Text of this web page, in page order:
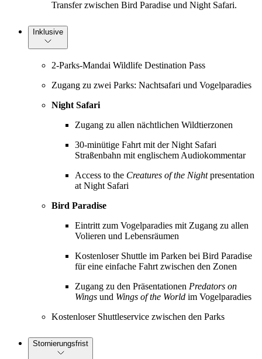
Transfer zwischen Bird Paradise und Night Safari.
Inklusive
2-Parks-Mandai Wildlife Destination Pass
Zugang zu zwei Parks: Nachtsafari und Vogelparadies
Night Safari
Zugang zu allen nächtlichen Wildtierzonen
30-minütige Fahrt mit der Night Safari
Straßenbahn mit englischem Audiokommentar
Access to the Creatures of the Nightpresentation
at Night Safari
Bird Paradise
Eintritt zum Vogelparadies mit Zugang zu allen
Volieren und Lebensräumen
Kostenloser Shuttle im Parken bei Bird Paradise
für eine einfache Fahrt zwischen den Zonen
Zugang zu den Präsentationen Predators on
Wings und Wings of the World im Vogelparadies
Kostenloser Shuttleservice zwischen den Parks
Stornierungsfrist